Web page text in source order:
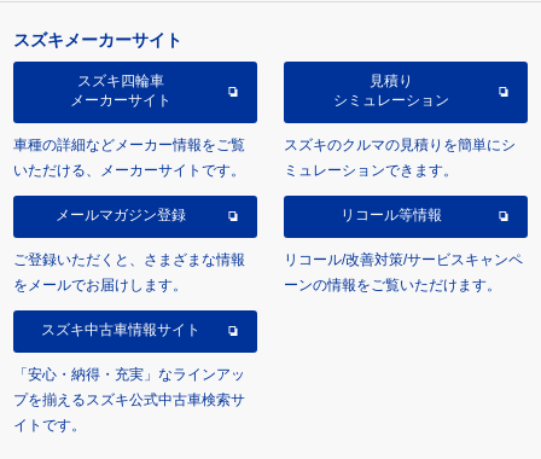
スズキメーカーサイト
スズキ四輪車
メーカーサイト
車種の詳細などメーカー情報をご覧
いただける、メーカーサイトです。
見積り
シミュレーション
スズキのクルマの見積りを簡単にシ
ミュレーションできます。
メールマガジン登録
ご登録いただくと、さまざまな情報
をメールでお届けします。
リコール等情報
リコール/改善対策/サービスキャンペ
ーンの情報をご覧いただけます。
スズキ中古車情報サイト
「安心・納得・充実」なラインアッ
プを揃えるスズキ公式中古車検索サ
イトです。